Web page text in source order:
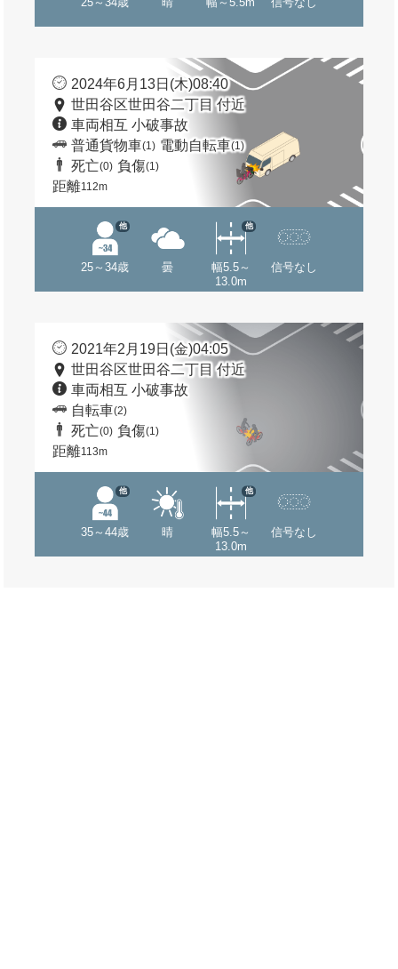
2024年6月13日(木)08:40
世田谷区世田谷二丁目 付近
車両相互 小破事故
普通貨物車(1) 電動自転車(1)
死亡(0) 負傷(1)
距離112m
25～34歳
他
曇
幅5.5～
13.0m
他
信号なし
2021年2月19日(金)04:05
世田谷区世田谷二丁目 付近
車両相互 小破事故
自転車(2)
死亡(0) 負傷(1)
距離113m
35～44歳
他
晴
幅5.5～
13.0m
他
信号なし